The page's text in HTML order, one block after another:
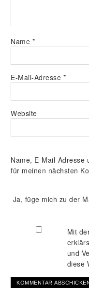
Name *
E-Mail-Adresse *
Website
Name, E-Mail-Adresse
für meinen nächsten
Ja, füge mich zu der
Mit
und
diese